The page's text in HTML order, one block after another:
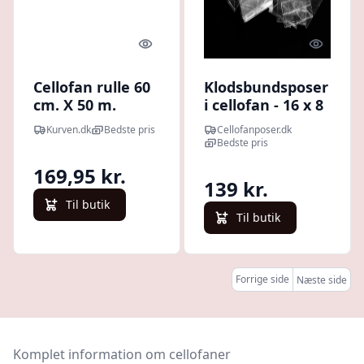
Quick look
Cellofan rulle 60
cm. X 50 m.
Kurven.dk Bedste pris
169,95 kr.
Til butik
Quick
Klodsbundsposer
i cellofan - 16 x 8
x 35 cm. Pakke
med 50 stk.
Cellofanposer.dk
Bedste pris
139 kr.
Til butik
Forrige side Næste side
Komplet information om cellofaner